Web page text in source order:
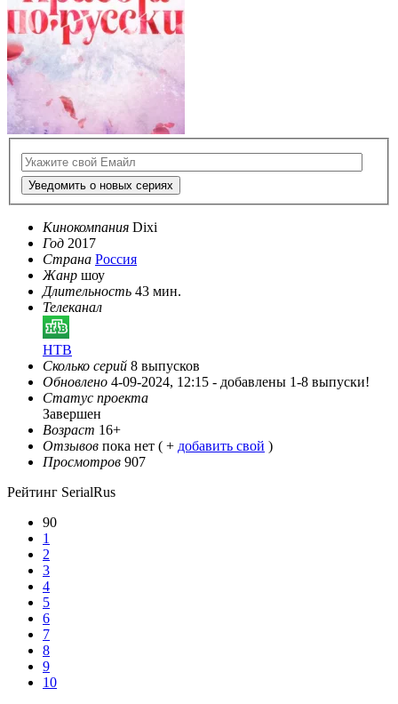
Уведомить о новых сериях
Кинокомпания Dixi
Год 2017
Страна Россия
Жанр шоу
Длительность 43 мин.
Телеканал
НТВ
Сколько серий 8 выпусков
Обновлено 4-09-2024, 12:15 - добавлены 1-8 выпуски!
Статус проекта
Завершен
Возраст 16+
Отзывов пока нет ( + добавить свой )
Просмотров 907
Рейтинг SerialRus
90
1
2
3
4
5
6
7
8
9
10